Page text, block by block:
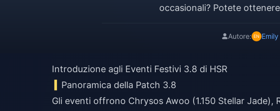
occasionali? Potete
Pass). Ecco il punto cruciale:
Autore:
Introduzione agli Eventi Festivi 3.8 di HSR
Panoramica della Patch 3.8
Gli eventi offrono Chrysos Awoo (1.150 Stellar